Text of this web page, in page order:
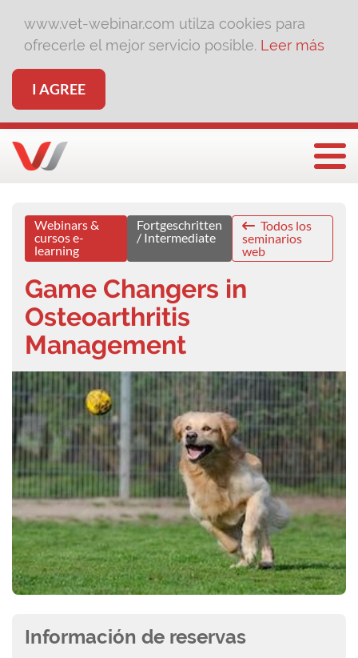
www.vet-webinar.com utilza cookies para
ofrecerle el mejor servicio posible. Leer más
I AGREE
Webinars &
cursos e-
learning
Fortgeschritten
/ Intermediate
Todos los
seminarios
web
Game Changers in
Osteoarthritis
Management
Información de reservas